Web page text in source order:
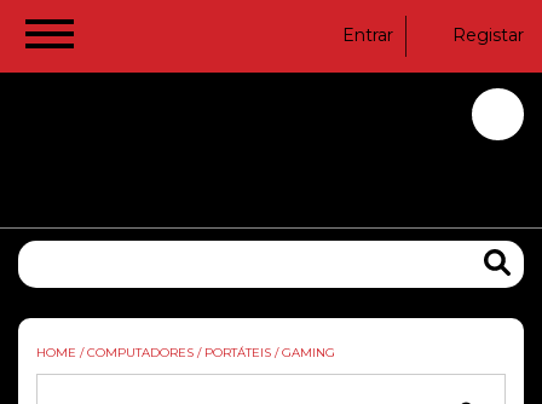
Entrar Registar
HOME / COMPUTADORES / PORTÁTEIS / GAMING